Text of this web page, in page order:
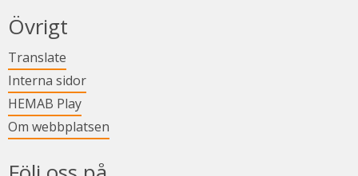
Övrigt
Translate
Interna sidorLänk till annan webbplats.
HEMAB PlayLänk till annan webbplats.
Om webbplatsen